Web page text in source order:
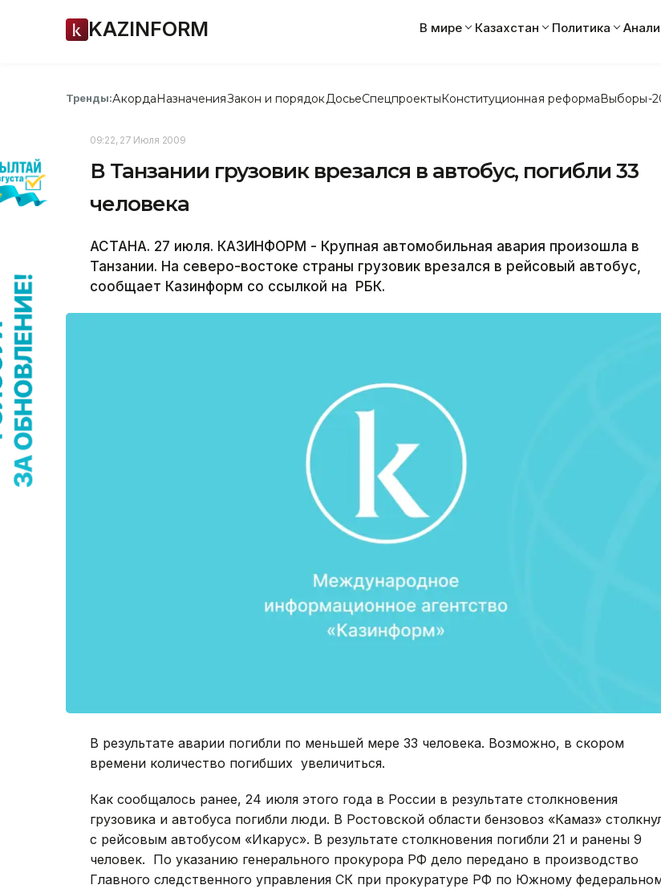
KAZINFORM В мире Казахстан Политика
Тренды:АкордаНазначенияЗакон и порядок ДосьеСпецпроектыКонституционная реформаВыборы-
09:22, 27 Июля 2009
В Танзании грузовик врезался в автобус, погибли 33
человека
АСТАНА. 27 июля. КАЗИНФОРМ - Крупная автомобильная авария произошла в
Танзании. На северо-востоке страны грузовик врезался в рейсовый автобус,
сообщает Казинформ со ссылкой на РБК.
В результате аварии погибли по меньшей мере 33 человека. Возможно, в скором
времени количество погибших увеличиться.
Как сообщалось ранее, 24 июля этого года в России в результате столкновения
грузовика и автобуса погибли люди. В Ростовской области бензовоз «Камаз»
с рейсовым автобусом «Икарус». В результате столкновения погибли 21 и ранены 9
человек. По указанию генерального прокурора РФ дело передано в производство
Главного следственного управления СК при прокуратуре РФ по Южному